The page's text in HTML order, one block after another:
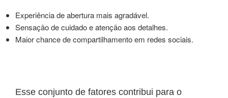
Experiência de abertura mais agradável.
Sensação de cuidado e atenção aos detalhes.
Maior chance de compartilhamento em redes sociais.
Esse conjunto de fatores contribui para o